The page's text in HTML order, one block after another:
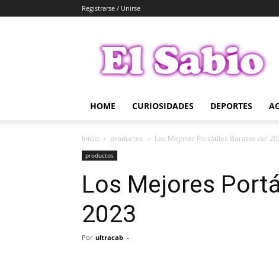
Registrarse / Unirse
Sabio
HOME CURIOSIDADES DEPORTES
Inicio productos Los Mejores Portátiles Baratos del
productos
Los Mejores
2023
Por ultracab -